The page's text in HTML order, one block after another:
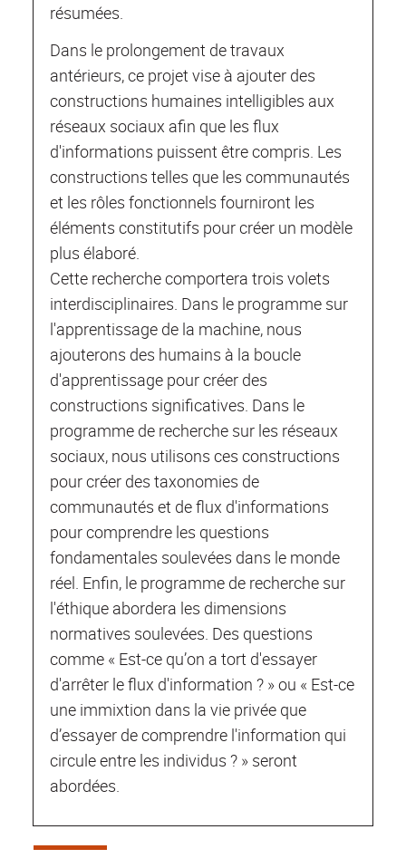
résumées.
Dans le prolongement de travaux
antérieurs, ce projet vise à ajouter des
constructions humaines intelligibles aux
réseaux sociaux afin que les flux
d'informations puissent être compris. Les
constructions telles que les communautés
et les rôles fonctionnels fourniront les
éléments constitutifs pour créer un modèle
plus élaboré.
Cette recherche comportera trois volets
interdisciplinaires. Dans le programme sur
l'apprentissage de la machine, nous
ajouterons des humains à la boucle
d'apprentissage pour créer des
constructions significatives. Dans le
programme de recherche sur les réseaux
sociaux, nous utilisons ces constructions
pour créer des taxonomies de
communautés et de flux d'informations
pour comprendre les questions
fondamentales soulevées dans le monde
réel. Enfin, le programme de recherche sur
l'éthique abordera les dimensions
normatives soulevées. Des questions
comme « Est-ce qu’on a tort d'essayer
d'arrêter le flux d'information ? » ou « Est-ce
une immixtion dans la vie privée que
d’essayer de comprendre l'information qui
circule entre les individus ? » seront
abordées.